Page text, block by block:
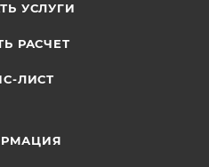
УСЛУГИ
РАСЧЕТ
ЛИСТ